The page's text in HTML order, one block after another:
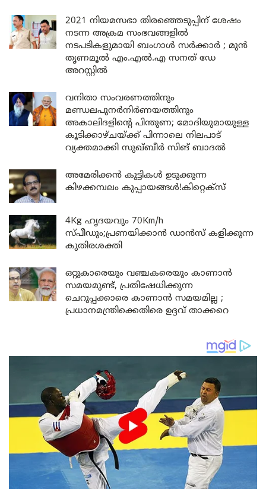
2021 നിയമസഭാ തിരഞ്ഞെടുപ്പിന് ശേഷം
നടന്ന അക്രമ സംഭവങ്ങളിൽ
നടപടികളുമായി ബംഗാൾ സർക്കാർ ; മുൻ
തൃണമൂൽ എം.എൽ.എ സനത് ഡേ
അറസ്റ്റിൽ
വനിതാ സംവരണത്തിനും
മണ്ഡലപുനർനിർണയത്തിനും
അകാലിദളിന്റെ പിന്തുണ; മോദിയുമായുള്ള
കൂടിക്കാഴ്ചയ്ക്ക് പിന്നാലെ നിലപാട്
വ്യക്തമാക്കി സുഖ്ബീർ സിങ് ബാദൽ
അമേരിക്കൻ കുട്ടികൾ ഉടുക്കുന്ന
കിഴക്കമ്പലം കുപ്പായങ്ങൾ!കിറ്റെക്സ്
4Kg ഹൃദയവും 70Km/h
സ്പീഡും;പ്രണയിക്കാൻ ഡാൻസ് കളിക്കുന്ന
കുതിരശക്തി
ഒറ്റുകാരെയും വഞ്ചകരെയും കാണാൻ
സമയമുണ്ട്, പ്രതിഷേധിക്കുന്ന
ചെറുപ്പക്കാരെ കാണാൻ സമയമില്ല ;
പ്രധാനമന്ത്രിക്കെതിരെ ഉദ്ദവ് താക്കറെ